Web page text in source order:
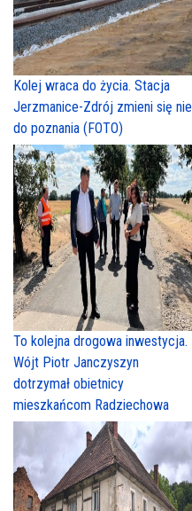
Kolej wraca do życia. Stacja
Jerzmanice-Zdrój zmieni się nie
do poznania (FOTO)
To kolejna drogowa inwestycja.
Wójt Piotr Janczyszyn
dotrzymał obietnicy
mieszkańcom Radziechowa